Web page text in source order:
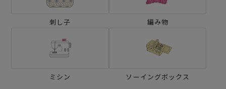
刺し子 編み物
ミシン ソーイングボックス